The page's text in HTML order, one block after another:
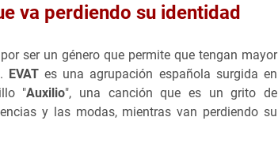
va perdiendo su identidad
ser un género que permite que tengan mayor
EVATes una agrupación española surgida en
"Auxilio", una canción que es un grito de
y las modas, mientras van perdiendo su